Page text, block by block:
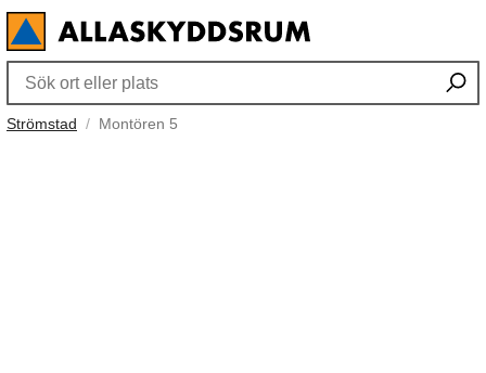
Strömstad Montören 5